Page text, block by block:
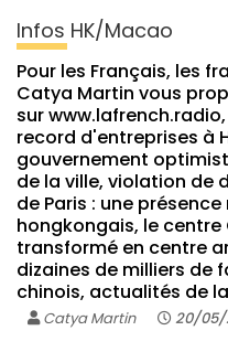
Infos HK/Macao
Pour les Français, les
Catya Martin vous
sur
record d'entreprises à
gouvernement
de la ville, violation de
de Paris : une
hongkongais, le centre
transformé en centre
dizaines de milliers de
chinois, actualités de
Catya Martin 20/05/